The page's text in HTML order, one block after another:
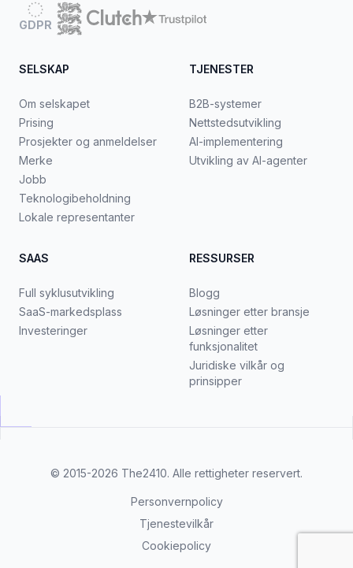
GDPR
SELSKAP
Om selskapet
Prising
Prosjekter og anmeldelser
Merke
Jobb
Teknologibeholdning
Lokale representanter
TJENESTER
B2B-systemer
Nettstedsutvikling
AI-implementering
Utvikling av AI-agenter
SAAS
Full syklusutvikling
SaaS-markedsplass
Investeringer
RESSURSER
Blogg
Løsninger etter bransje
Løsninger etter
funksjonalitet
Juridiske vilkår og
prinsipper
© 2015-2026 The2410. Alle rettigheter reservert.
Personvernpolicy
Tjenestevilkår
Cookiepolicy